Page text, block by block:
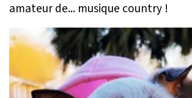
amateur de... musique country !